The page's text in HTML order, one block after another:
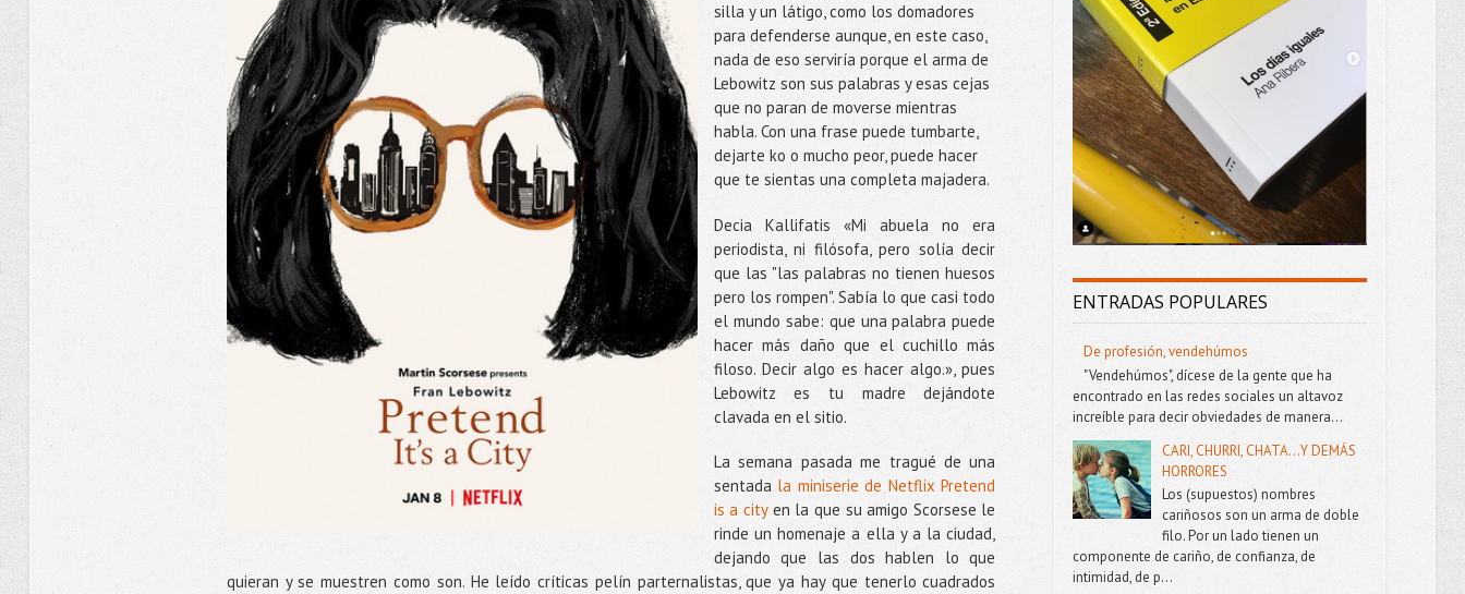
silla y un látigo, como los domadores
para defenderse aunque, en este caso,
nada de eso serviría porque el arma de
Lebowitz son sus palabras y esas cejas
que no paran de moverse mientras
habla. Con una frase puede tumbarte,
dejarte ko o mucho peor, puede hacer
que te sientas una completa majadera.
Decia Kallifatis «Mi abuela no era
periodista, ni filósofa, pero solía decir
que las "las palabras no tienen huesos
pero los rompen". Sabía lo que casi todo
el mundo sabe: que una palabra puede
hacer más daño que el cuchillo más
filoso. Decir algo es hacer algo.», pues
Lebowitz es tu madre dejándote
clavada en el sitio.
La semana pasada me tragué de una
sentada la miniserie de Netflix Pretend
is a city en la que su amigo Scorsese le
rinde un homenaje a ella y a la ciudad,
dejando que las dos hablen lo que
quieran y se muestren como son. He leído críticas pelín parternalistas, que ya hay que tenerlo cuadrados
ENTRADAS POPULARES
De profesión, vendehúmos
"Vendehúmos", dícese de la gente que ha
encontrado en las redes sociales un altavoz
increíble para decir obviedades de manera...
CARI, CHURRI, CHATA...Y DEMÁS
HORRORES
Los (supuestos) nombres
cariñosos son un arma de doble
filo. Por un lado tienen un
componente de cariño, de confianza, de
intimidad, de p...